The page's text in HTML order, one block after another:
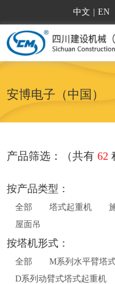
中文 EN
安博电子（中国）
产品筛选：（共有62
按产品类型：
全部 塔式起重机
屋面吊
按塔机形式：
全部 M系列水平臂塔
D系列动臂式塔式起重机